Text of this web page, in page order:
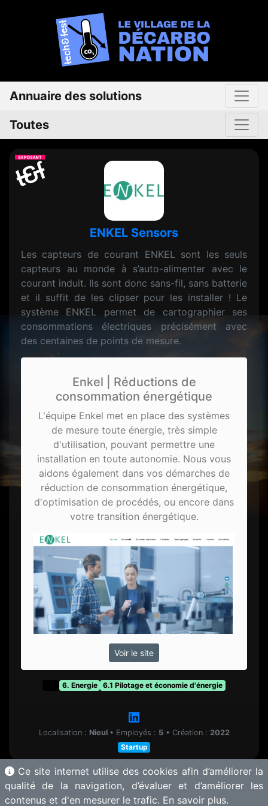
Annuaire des solutions
Toutes
ENKEL Sensors
Les capteurs de courant ENKEL sont les seuls
capteurs au monde à s’auto-alimenter avec le
courant induit. Ils sont donc sans-fil, sans batterie
et il suffit de les clipser pour les installer ! Le
système ENKEL permet de cartographier ses
consommations électriques précisément avec
des centaines de points de mesure.
Enkel | Réductions de
consommation énergétique
L'équipe Enkel met en place des systèmes
de mesure toute énergie, très simple
d'utilisation, pouvant permettre une
installation en toute autonomie. Nous vous
aidons également dans vos démarches de
réduction de consommation énergétique,
d'optimisation de procédés, ou encore dans
votre transition énergétique.
Voir le site
6. Energie 6.1 Pilotage et économie d'énergie
Localisation : Nieul • Employés : 5 • Création : 2022
Startup
Ce site internet utilise des cookies afin d’améliorer la
qualité de la navigation, d’évaluer et d’améliorer les
contenus et d'en mesurer le trafic. En savoir plus.